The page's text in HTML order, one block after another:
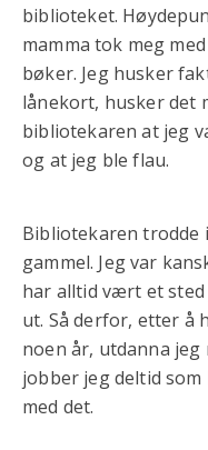
biblioteket.
mamma tok meg
bøker. Jeg husker
lånekort, husker det
bibliotekaren at jeg
og at jeg ble flau.
Bibliotekaren trodde
gammel. Jeg var
har alltid vært et
ut. Så derfor, etter å
noen år, utdanna jeg
jobber jeg deltid
med det.